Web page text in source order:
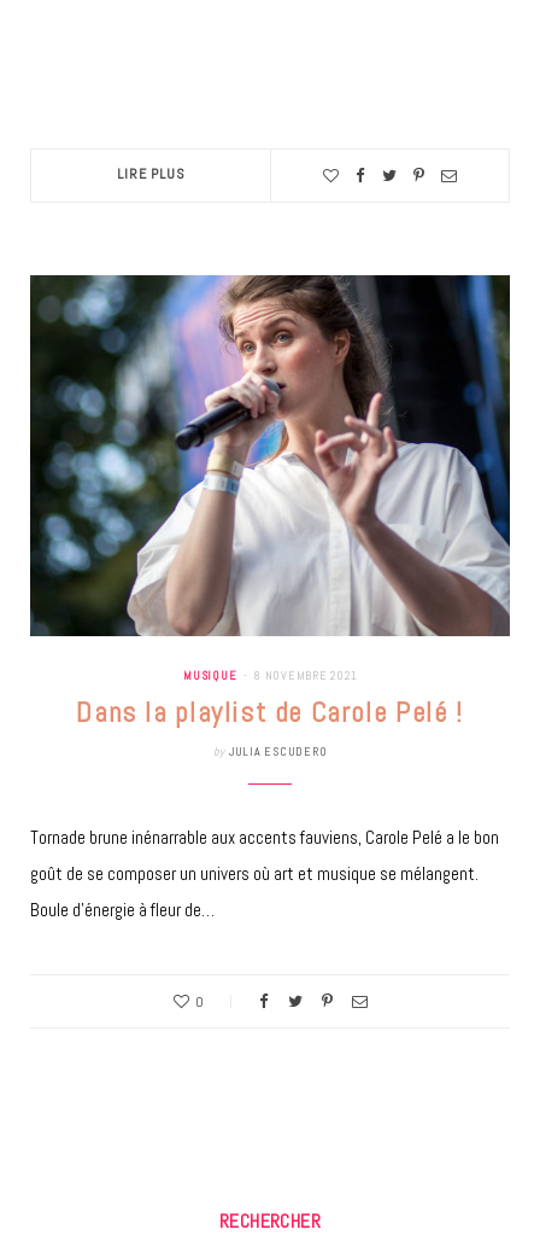
LIRE PLUS
MUSIQUE 8 NOVEMBRE 2021
Dans la playlist de Carole Pelé !
by JULIA ESCUDERO
Tornade brune inénarrable aux accents fauviens, Carole Pelé a le bon
goût de se composer un univers où art et musique se mélangent.
Boule d’énergie à fleur de…
0
RECHERCHER